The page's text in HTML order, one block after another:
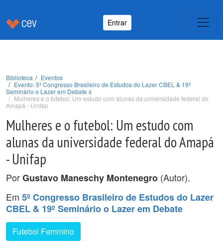
Entrar
Biblioteca
Eventos
Evento: 5º Congresso Brasileiro de Estudos do Lazer CBEL & 19º
Seminário o Lazer em Debate s
Mulheres e o futebol: Um estudo com alunas da universidade federal do
Amapá - Unifap
Mulheres e o futebol: Um estudo com
alunas da universidade federal do Amapá
- Unifap
PorGustavo Maneschy Montenegro (Autor).
Em 5º Congresso Brasileiro de Estudos do Lazer
CBEL & 19º Seminário o Lazer em Debate
Futebol Feminino